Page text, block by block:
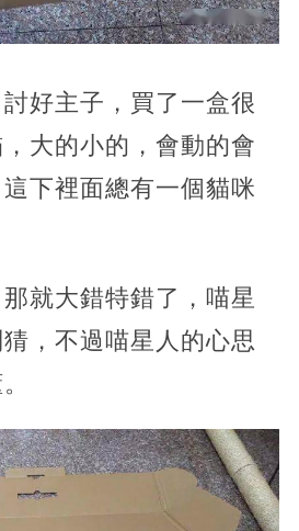
好主子，買了一盒很
大的小的，會動的會
下裡面總有一個貓咪
就大錯特錯了，喵星
，不過喵星人的心思